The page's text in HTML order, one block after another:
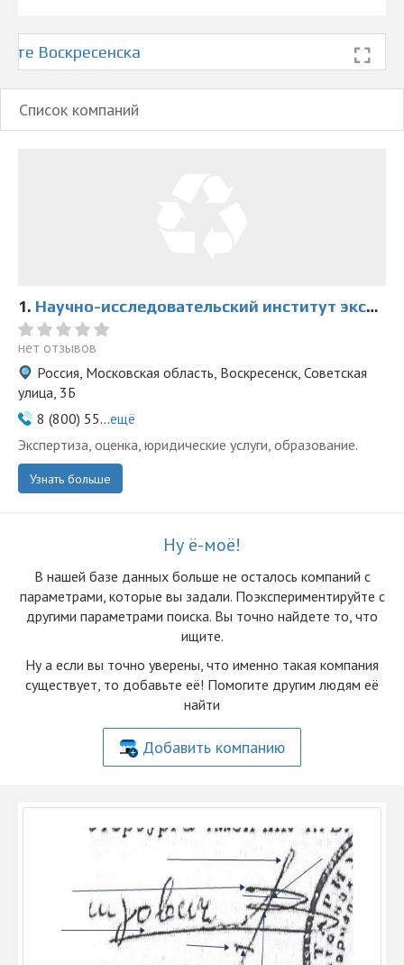
Воскресенска
Список компаний
1. Научно-исследовательский институт экспертиз
нет отзывов
Россия, Московская область, Воскресенск, Советская
улица, 3Б
8 (800) 55...ещё
Экспертиза, оценка, юридические услуги, образование.
Узнать больше
Ну ё-моё!
В нашей базе данных больше не осталоcь компаний с
параметрами, которые вы задали. Поэкспериментируйте с
другими параметрами поиска. Вы точно найдете то, что
ищите.
Ну а если вы точно уверены, что именно такая компания
существует, то добавьте её! Помогите другим людям её
найти
Добавить компанию